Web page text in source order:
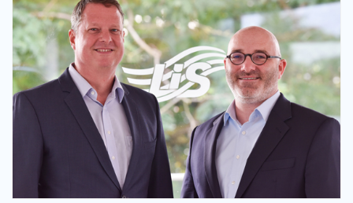
Servicios
Empresa
Empleo